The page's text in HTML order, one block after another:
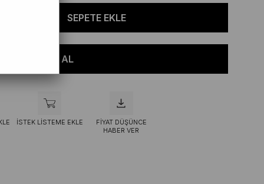
İSTEK LISTEME EKLE
FIYAT DÜŞÜNCE
HABER VER